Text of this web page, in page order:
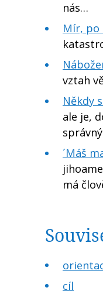
nás…
Mír, po
vztah
Někdy
ale je,
´Máš
má
cíl